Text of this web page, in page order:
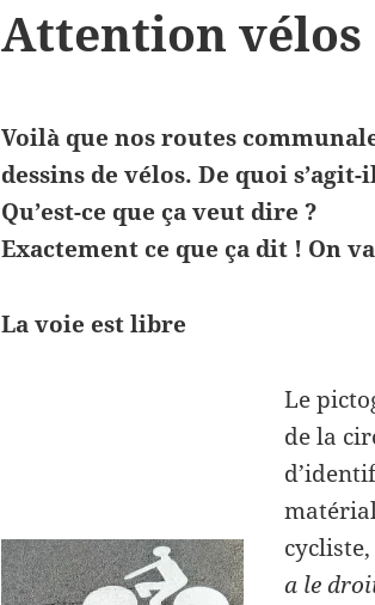
Attention vélos
Voilà que nos routes
dessins de vélos. De quoi
Qu’est-ce que ça veut dire ?
Exactement ce que ça dit ! On
La voie est libre
Le
de la
a le